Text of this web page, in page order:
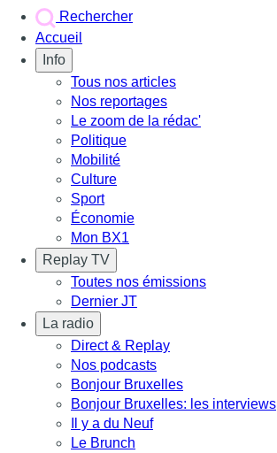
Rechercher
Accueil
Info
Tous nos articles
Nos reportages
Le zoom de la rédac'
Politique
Mobilité
Culture
Sport
Économie
Mon BX1
Replay TV
Toutes nos émissions
Dernier JT
La radio
Direct & Replay
Nos podcasts
Bonjour Bruxelles
Bonjour Bruxelles: les interviews
Il y a du Neuf
Le Brunch